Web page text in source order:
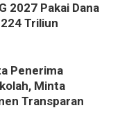
2027 Pakai Dana
Triliun
Penerima
Minta
Transparan